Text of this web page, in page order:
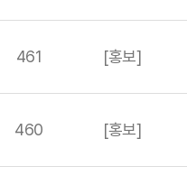
461 [홍보]
460 [홍보]